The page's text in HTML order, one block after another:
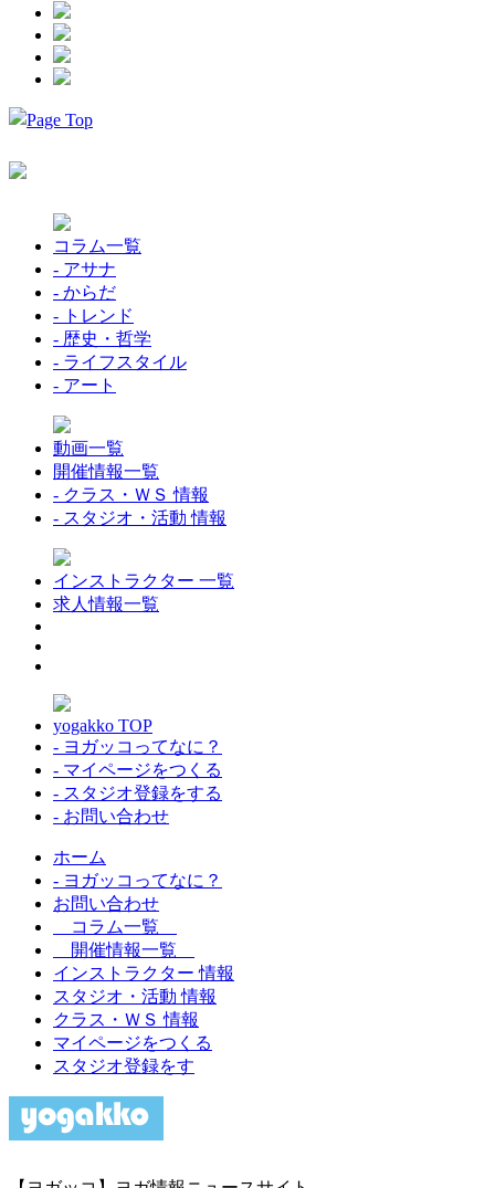
コラム一覧
- アサナ
- からだ
- トレンド
- 歴史・哲学
- ライフスタイル
- アート
動画一覧
開催情報一覧
- クラス・ＷＳ 情報
- スタジオ・活動 情報
インストラクター 一覧
求人情報一覧
yogakko TOP
- ヨガッコってなに？
- マイページをつくる
- スタジオ登録をする
- お問い合わせ
ホーム
- ヨガッコってなに？
お問い合わせ
コラム一覧
開催情報一覧
インストラクター 情報
スタジオ・活動 情報
クラス・ＷＳ 情報
マイページをつくる
スタジオ登録をす